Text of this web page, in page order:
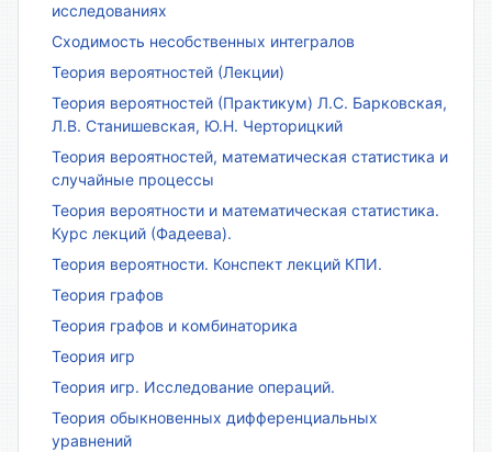
исследованиях
Сходимость несобственных интегралов
Теория вероятностей (Лекции)
Теория вероятностей (Практикум) Л.С. Барковская,
Л.В. Станишевская, Ю.Н. Черторицкий
Теория вероятностей, математическая статистика и
случайные процессы
Теория вероятности и математическая статистика.
Курс лекций (Фадеева).
Теория вероятности. Конспект лекций КПИ.
Теория графов
Теория графов и комбинаторика
Теория игр
Теория игр. Исследование операций.
Теория обыкновенных дифференциальных
уравнений